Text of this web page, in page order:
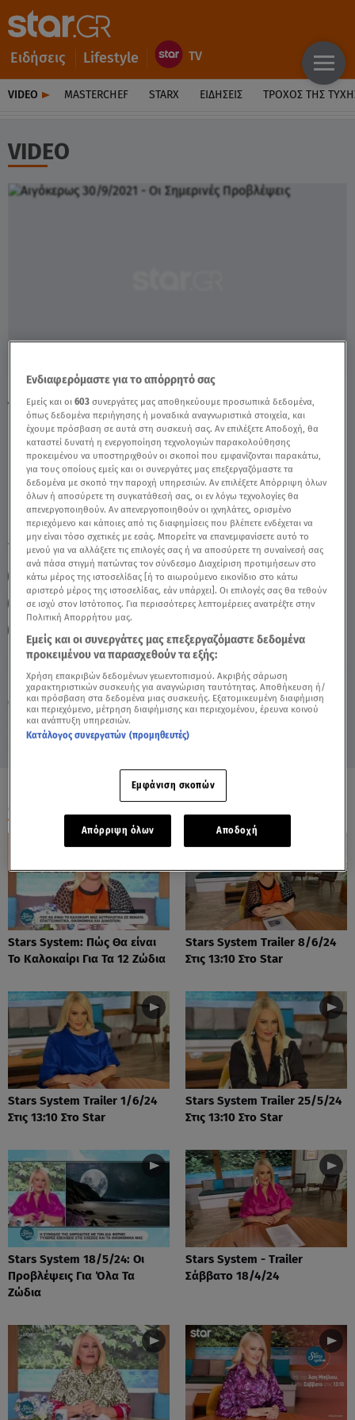
Ειδήσεις Lifestyle
VIDEO MASTERCHEF STARX ΕΙΔΉΣΕΙΣ ΤΡΟΧΌΣ ΤΗΣ
VIDEO
Παρασκευή 7 Αυγούστου 2026
30.09.21, 12:42 ΖΩΔΙΑ
Αιγόκερως 30/9/2021 - Οι Σημερινές
Προβλέψεις - Video
TAGS: ΖΩΔΙΑ ΑΙΓΟΚΕΡΩΣ ΠΡΟΒΛΕΨΕΙΣ ΑΙΓΟΚΕΡΩΣ
ΖΩΔΙΑ ΑΣΗ ΜΠΗΛΙΟΥ
ΑΣΤΡΟΛΟΓΙΚΕΣ ΠΡΟΒΛΕΨΕΙΣ
ΑΣΤΡΟΛΟΓΙΚΕΣ ΠΡΟΒΛΕΨΕΙΣ
ΑΣΤΡΟΛΟΓΙΚΕΣ ΠΡΟΒΛΕΨΕΙΣ
BREAKFAST@STAR
ΟΛΑ ΤΑ ΒΙΝΤΕΟ
Stars System: Πώς Θα είναι
Το Καλοκαίρι Για Τα 12 Ζώδια
Stars System Trailer 8/6/24
Στις 13:10 Στο Star
Stars System Trailer 1/6/24
Στις 13:10 Στο Star
Stars System Trailer 25/5/24
Στις 13:10 Στο Star
Stars System 18/5/24: Οι
Προβλέψεις Για Όλα Τα
Ζώδια
Stars System - Trailer
Σάββατο 18/4/24
Ενδιαφερόμαστε για το απόρρητό σας
Εμείς και οι603 συνεργάτες μας αποθηκεύουμε προσωπικά δεδομένα,
όπως δεδομένα περιήγησης ή μοναδικά αναγνωριστικά στοιχεία, και
έχουμε πρόσβαση σε αυτά στη συσκευή σας. Αν επιλέξετε Αποδοχή, θα
καταστεί δυνατή η ενεργοποίηση τεχνολογιών παρακολούθησης
προκειμένου να υποστηριχθούν οι σκοποί που εμφανίζονται παρακάτω,
για τους οποίους εμείς και οι συνεργάτες μας επεξεργαζόμαστε τα
δεδομένα με σκοπό την παροχή υπηρεσιών. Αν επιλέξετε Απόρριψη όλων
όλων ή αποσύρετε τη συγκατάθεσή σας, οι εν λόγω τεχνολογίες θα
απενεργοποιηθούν. Αν απενεργοποιηθούν οι ιχνηλάτες, ορισμένο
περιεχόμενο και κάποιες από τις διαφημίσεις που βλέπετε ενδέχεται να
μην είναι τόσο σχετικές με εσάς. Μπορείτε να επανεμφανίσετε αυτό το
μενού για να αλλάξετε τις επιλογές σας ή να αποσύρετε τη συναίνεσή σας
ανά πάσα στιγμή πατώντας τον σύνδεσμο Διαχείριση προτιμήσεων στο
κάτω μέρος της ιστοσελίδας [ή το αιωρούμενο εικονίδιο στο κάτω
αριστερό μέρος της ιστοσελίδας, εάν υπάρχει]. Οι επιλογές σας θα τεθούν
σε ισχύ στον Ιστότοπος. Για περισσότερες λεπτομέρειες ανατρέξτε στην
Πολιτική Απορρήτου μας.
Εμείς και οι συνεργάτες μας επεξεργαζόμαστε δεδομένα
προκειμένου να παρασχεθούν τα εξής:
Χρήση επακριβών δεδομένων γεωεντοπισμού. Ακριβής σάρωση
χαρακτηριστικών συσκευής για αναγνώριση ταυτότητας. Αποθήκευση ή/
και πρόσβαση στα δεδομένα μιας συσκευής. Εξατομικευμένη διαφήμιση
και περιεχόμενο, μέτρηση διαφήμισης και περιεχομένου, έρευνα κοινού
και ανάπτυξη υπηρεσιών.
Κατάλογος συνεργατών (προμηθευτές)
Εμφάνιση σκοπών
Απόρριψη όλων Αποδοχή